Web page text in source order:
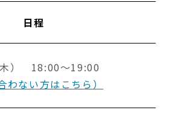
日程
） 18:00～19:00
わない方はこちら）